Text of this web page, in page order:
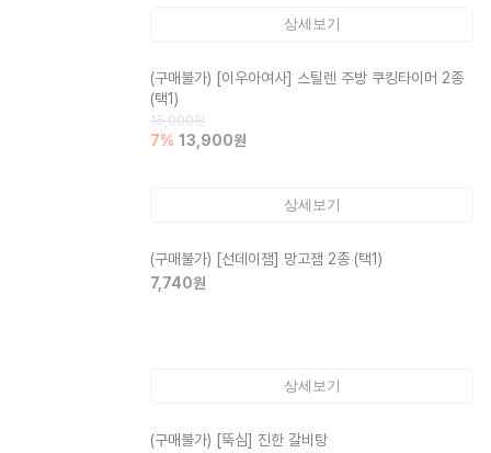
상세보기
(구매불가) [이우아여사] 스틸렌 주방 쿠킹타이머 2종
(택1)
15,000원
7% 13,900원
상세보기
(구매불가) [선데이잼] 망고잼 2종 (택1)
7,740원
상세보기
(구매불가) [뚝심] 진한 갈비탕